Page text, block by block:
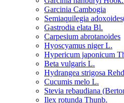
Garcinia Cambogia
Semiaquilegia
Gastrodia elata Bl.
Carpesium abrotanoides
Hyoscyamus niger L.
Hypericum japonicum
Beta vulgaris L.
Hydrangea strigosa
Cucumis melo L.
Stevia rebaudiana
Ilex rotunda Thunb.